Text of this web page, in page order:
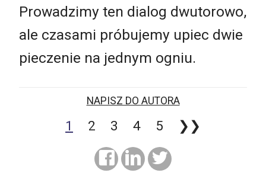
Prowadzimy ten dialog dwutorowo,
ale czasami próbujemy upiec dwie
pieczenie na jednym ogniu.
NAPISZ DO AUTORA
1 2 3 4 5 ❯❯